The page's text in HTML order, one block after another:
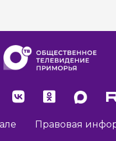
Правовая